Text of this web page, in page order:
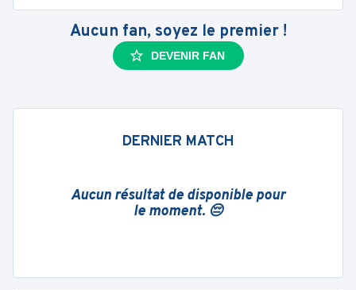
Aucun fan, soyez le premier !
DEVENIR FAN
DERNIER MATCH
Aucun résultat de disponible pour
le moment. 😔